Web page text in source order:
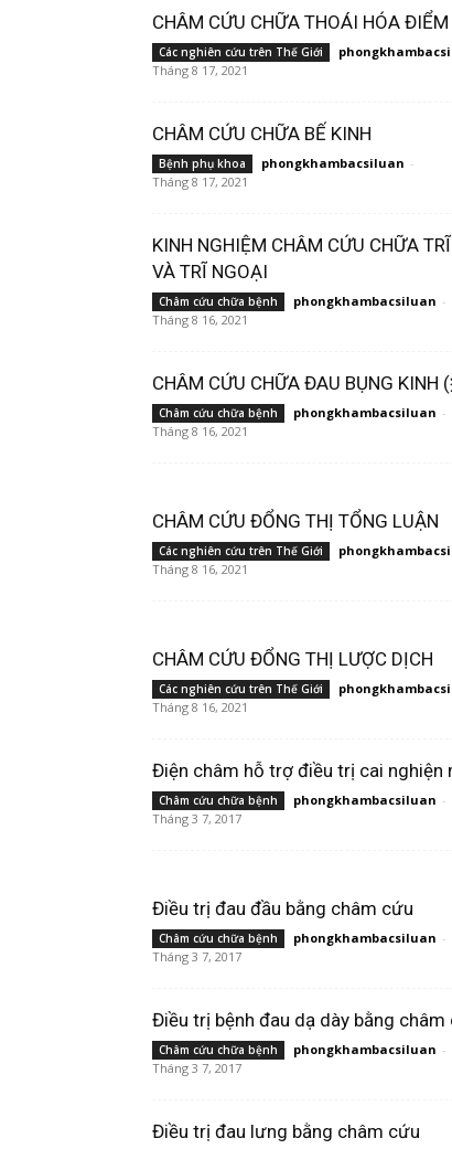
CHÂM CỨU CHỮA THOÁI HÓA ĐIỂM
Các nghiên cứu trên Thế Giới
Tháng 8 17, 2021
CHÂM CỨU CHỮA BẾ KINH
Bệnh phụ khoa phongkhambacsiluan -
Tháng 8 17, 2021
KINH NGHIỆM CHÂM CỨU CHỮA
VÀ TRĨ NGOẠI
Châm cứu chữa bệnh phongkhambacsiluan -
Tháng 8 16, 2021
CHÂM CỨU CHỮA ĐAU BỤNG KINH
Châm cứu chữa bệnh phongkhambacsiluan -
Tháng 8 16, 2021
CHÂM CỨU ĐỔNG THỊ TỔNG LUẬN
Các nghiên cứu trên Thế Giới
Tháng 8 16, 2021
CHÂM CỨU ĐỔNG THỊ LƯỢC DỊCH
Các nghiên cứu trên Thế Giới
Tháng 8 16, 2021
Điện châm hỗ trợ điều trị cai nghiện
Châm cứu chữa bệnh phongkhambacsiluan -
Tháng 3 7, 2017
Điều trị đau đầu bằng châm cứu
Châm cứu chữa bệnh phongkhambacsiluan -
Tháng 3 7, 2017
Điều trị bệnh đau dạ dày bằng châm
Châm cứu chữa bệnh phongkhambacsiluan -
Tháng 3 7, 2017
Điều trị đau lưng bằng châm cứu